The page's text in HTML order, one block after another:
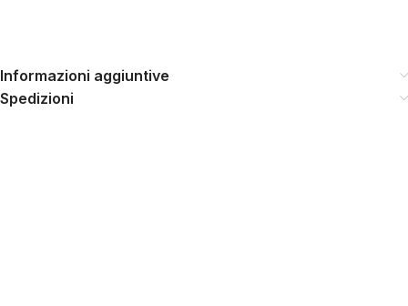
Informazioni aggiuntive
Spedizioni